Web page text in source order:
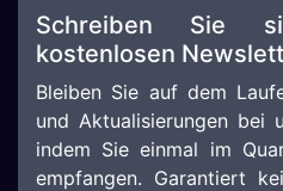
Schreiben Sie
kostenlosen
Bleiben Sie auf dem
und Aktualisierungen bei
indem Sie einmal im
empfangen. Garantiert